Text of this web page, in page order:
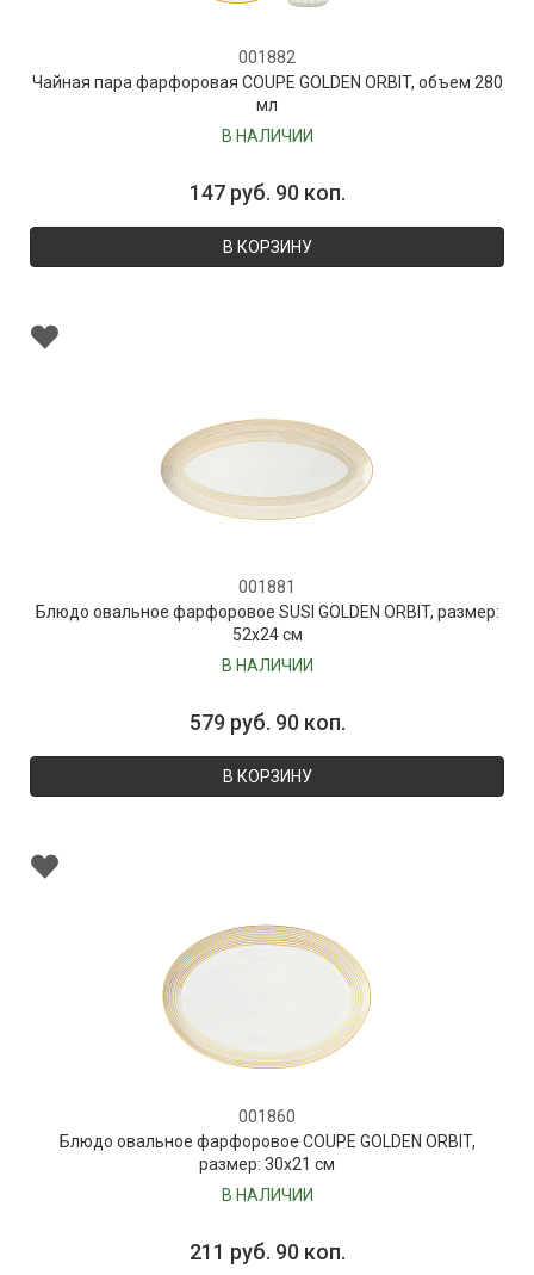
001882
Чайная пара фарфоровая COUPE GOLDEN ORBIT, объем 280
мл
В НАЛИЧИИ
147 руб. 90 коп.
В КОРЗИНУ
001881
Блюдо овальное фарфоровое SUSI GOLDEN ORBIT, размер:
52х24 см
В НАЛИЧИИ
579 руб. 90 коп.
В КОРЗИНУ
001860
Блюдо овальное фарфоровое COUPE GOLDEN ORBIT,
размер: 30х21 см
В НАЛИЧИИ
211 руб. 90 коп.